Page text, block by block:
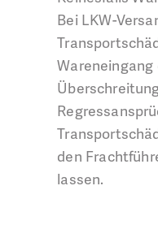
Bei LKW-
den
lassen.